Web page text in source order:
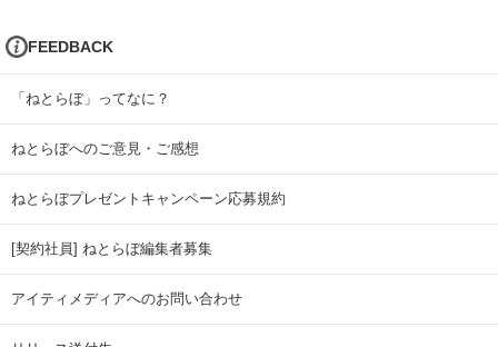
FEEDBACK
「ねとらぼ」ってなに？
ねとらぼへのご意見・ご感想
ねとらぼプレゼントキャンペーン応募規約
[契約社員] ねとらぼ編集者募集
アイティメディアへのお問い合わせ